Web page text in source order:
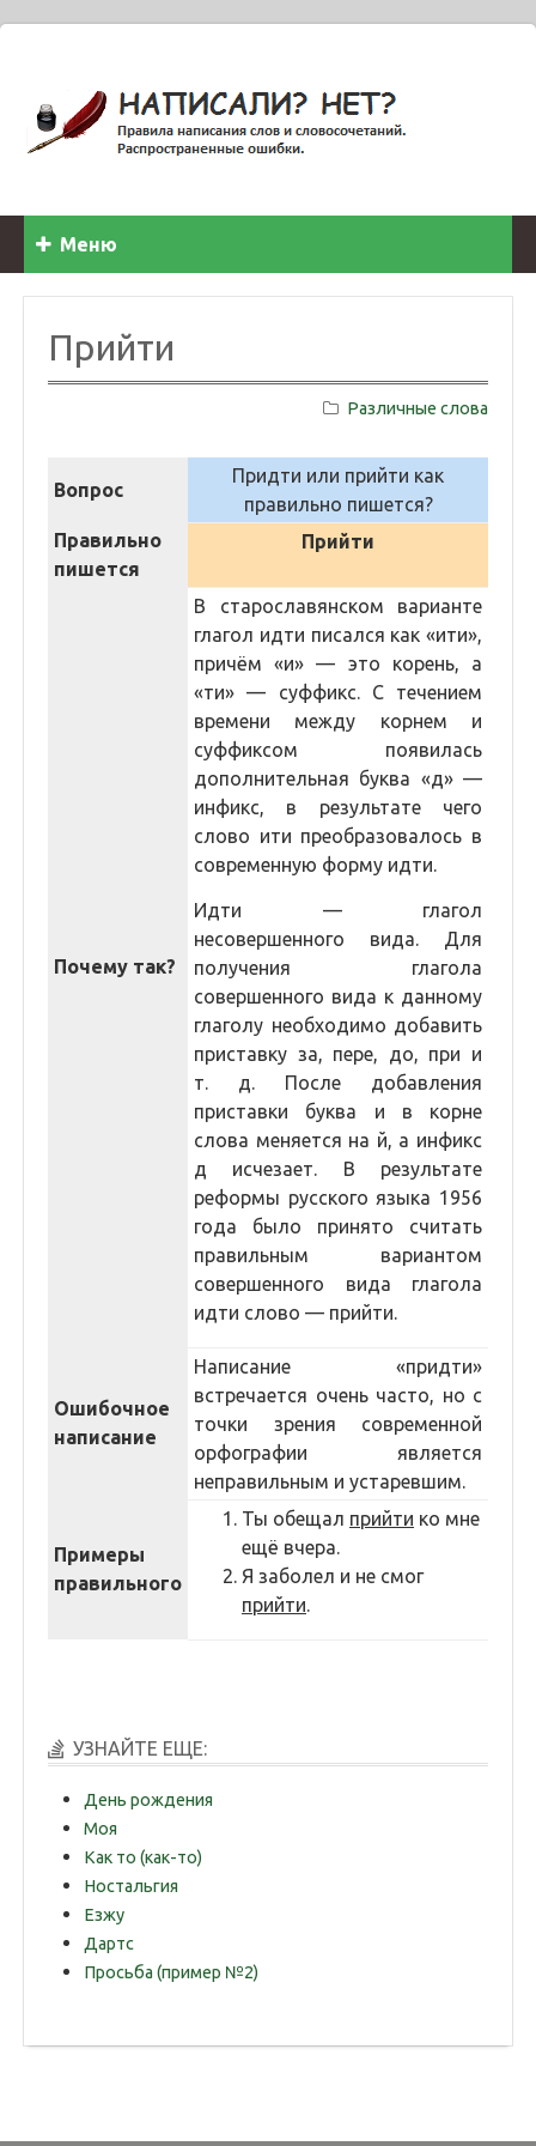
Меню
Прийти
Различные слова
Вопрос
Придти или прийти как
правильно пишется?
Правильно
пишется
Прийти
Почему так?
В старославянском варианте
глагол идти писался как «ити»,
причём «и» — это корень, а
«ти» — суффикс. С течением
времени между корнем и
суффиксом появилась
дополнительная буква «д» —
инфикс, в результате чего
слово ити преобразовалось в
современную форму идти.
Идти — глагол
несовершенного вида. Для
получения глагола
совершенного вида к данному
глаголу необходимо добавить
приставку за, пере, до, при и
т. д. После добавления
приставки буква и в корне
слова меняется на й, а инфикс
д исчезает. В результате
реформы русского языка 1956
года было принято считать
правильным вариантом
совершенного вида глагола
идти слово — прийти.
Ошибочное
написание
Написание «придти»
встречается очень часто, но с
точки зрения современной
орфографии является
неправильным и устаревшим.
Примеры
правильного
Ты обещал прийти ко мне
ещё вчера.
Я заболел и не смог
прийти.
УЗНАЙТЕ ЕЩЕ:
День рождения
Моя
Как то (как-то)
Ностальгия
Езжу
Дартс
Просьба (пример №2)